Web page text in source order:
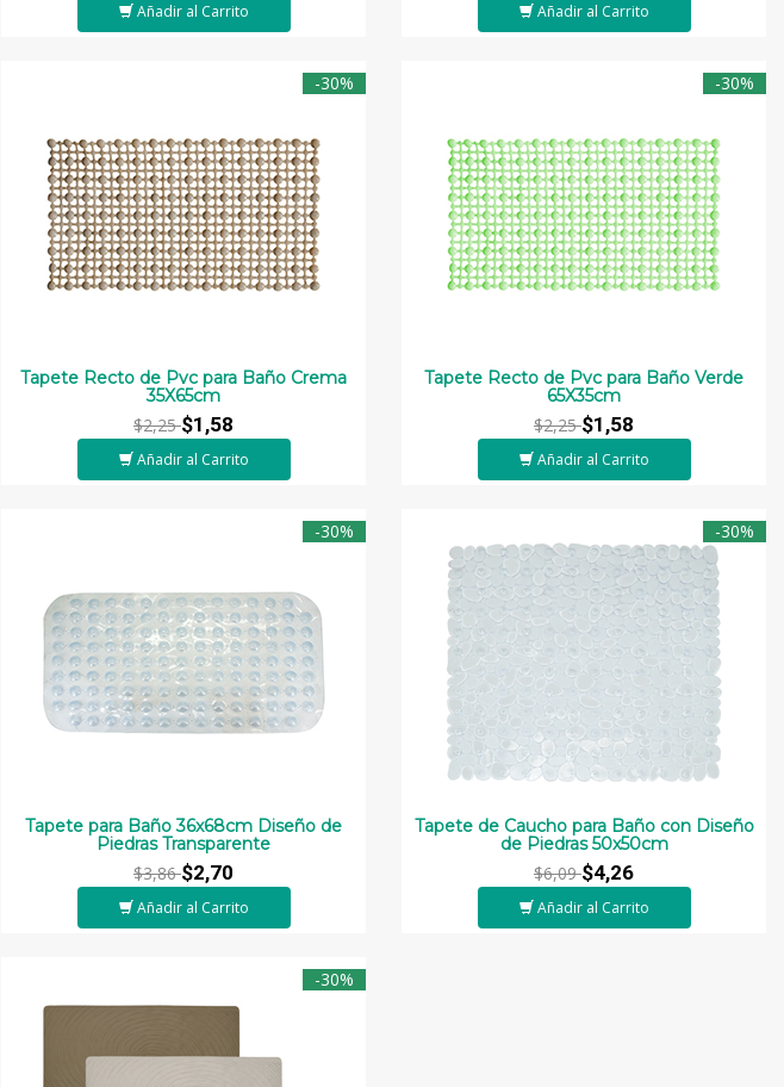
Añadir al Carrito Añadir al Carrito
-30%
Tapete Recto de Pvc para Baño Crema
35X65cm
$2,25$1,58
Añadir al Carrito
-30%
Tapete Recto de Pvc para Baño Verde
65X35cm
$2,25$1,58
Añadir al Carrito
-30%
Tapete para Baño 36x68cm Diseño de
Piedras Transparente
$3,86$2,70
Añadir al Carrito
-30%
Tapete de Caucho para Baño con Diseño
de Piedras 50x50cm
$6,09$4,26
Añadir al Carrito
-30%